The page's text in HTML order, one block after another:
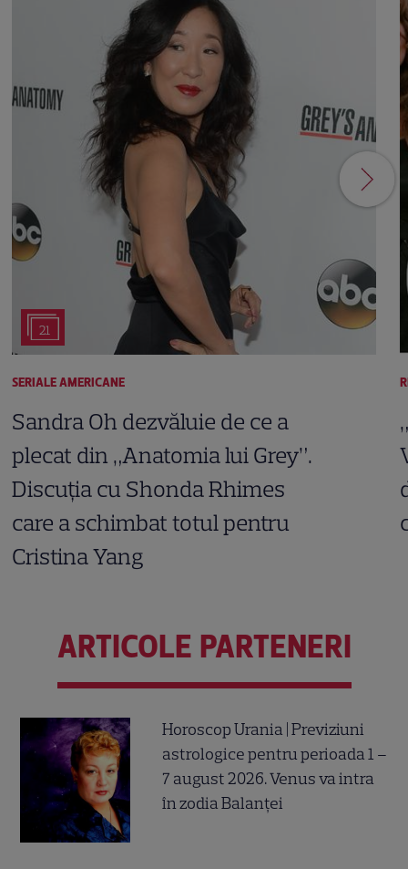
21
SERIALE AMERICANE
Sandra Oh dezvăluie de ce a
plecat din „Anatomia lui Grey”.
Discuția cu Shonda Rhimes
care a schimbat totul pentru
Cristina Yang
ARTICOLE PARTENERI
Horoscop Urania | Previziuni
astrologice pentru perioada 1 –
7 august 2026. Venus va intra
în zodia Balanței